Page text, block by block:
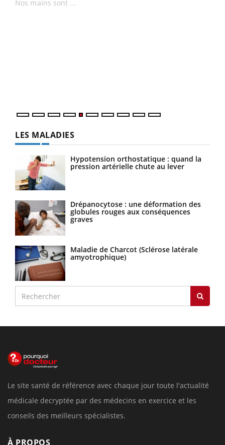
LES MALADIES
Hypotension orthostatique : quand la
pression artérielle chute au lever
Drépanocytose : une déformation des
globules rouges aux conséquences
graves
Maladie de Charcot (Sclérose latérale
amyotrophique)
Le site santé de référence avec chaque jour toute l'actualité
médicale decryptée par des médecins en exercice et les
conseils des meilleurs spécialistes.
À PROPOS